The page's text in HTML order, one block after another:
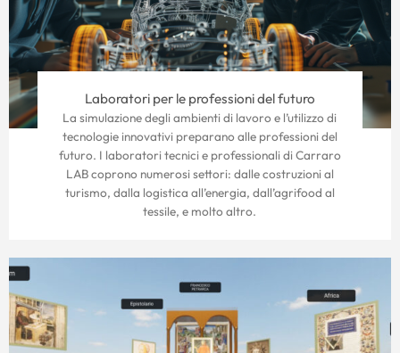
Laboratori per le professioni del futuro
La simulazione degli ambienti di lavoro e l’utilizzo di
tecnologie innovativi preparano alle professioni del
futuro. I laboratori tecnici e professionali di Carraro
LAB coprono numerosi settori: dalle costruzioni al
turismo, dalla logistica all’energia, dall’agrifood al
tessile, e molto altro.